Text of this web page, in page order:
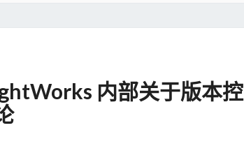
内部关于版本控